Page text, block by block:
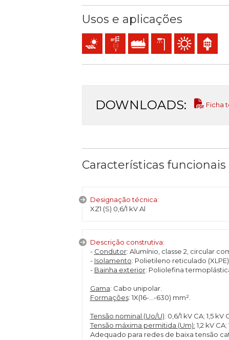
Usos e aplicações
Instalações fotovoltaicas
Redes de distribuição
Uso industrialIluminação pública
Utilização
DOWNLOADS: Ficha
Características funcionais
Designação técnica:
XZ1 (S) 0,6/1 kV Al
Descrição construtiva:
- Condutor: Alumínio, classe 2, circular
- Isolamento: Polietileno reticulado
- Bainha exterior: Poliolefina
Gama: Cabo unipolar.
Formações: 1X(16-...-630) mm².
Tensão nominal (Uo/U): 0,6/1 kV CA; 1,5 kV
Tensão máxima permitida (Um): 1,2 kV CA;
Adequado para redes de baixa tensão